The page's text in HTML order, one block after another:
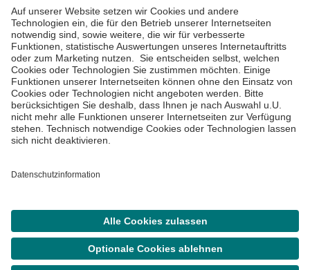
Impressum
Datenschutzinformationen
Barrierefreiheit
©Asklepios Kliniken GmbH & Co. KGaA 2026